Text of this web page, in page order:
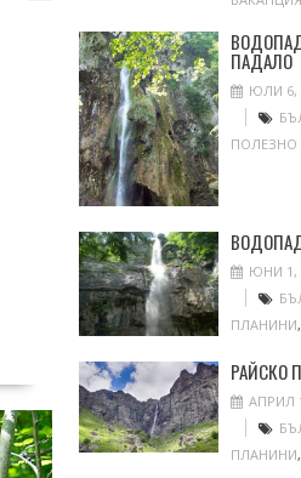
ПАДАЛО
ЮЛИ 6,
ПОЛЕЗНО
ЮНИ 1,
ПЛАНИНИ,
РАЙСКО
АПРИЛ
ПЛАНИНИ,